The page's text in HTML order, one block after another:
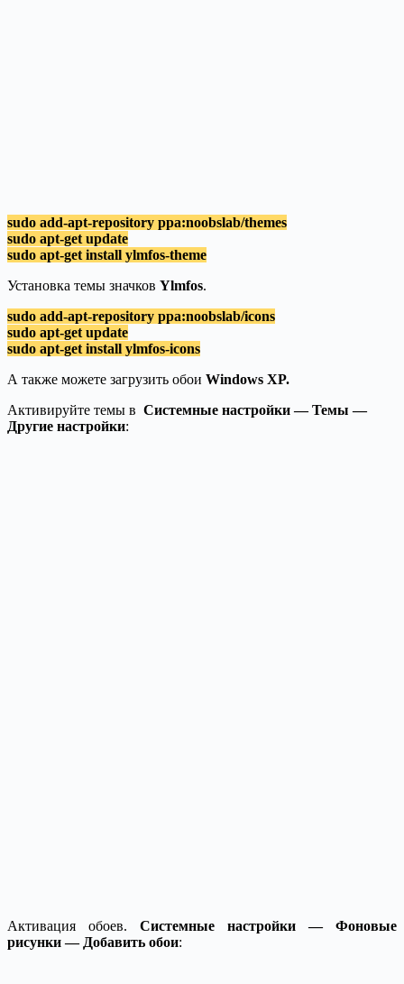
sudo add-apt-repository ppa:noobslab/themes
sudo apt-get update
sudo apt-get install ylmfos-theme
Установка темы значков Ylmfos.
sudo add-apt-repository ppa:noobslab/icons
sudo apt-get update
sudo apt-get install ylmfos-icons
А также можете загрузить обои Windows XP.
Активируйте темы в Системные настройки — Темы —
Другие настройки:
Активация обоев. Системные настройки — Фоновые
рисунки — Добавить обои: